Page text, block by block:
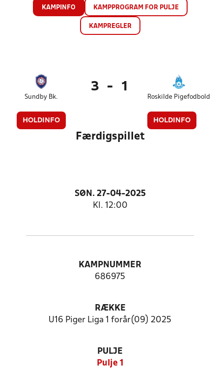
KAMPINFO KAMPPROGRAM FOR PULJE
KAMPREGLER
Sundby Bk.
HOLDINFO
3 - 1
Roskilde Pigefodbold
HOLDINFO
Færdigspillet
SØN. 27-04-2025
Kl. 12:00
KAMPNUMMER
686975
RÆKKE
U16 Piger Liga 1 forår(09) 2025
PULJE
Pulje 1